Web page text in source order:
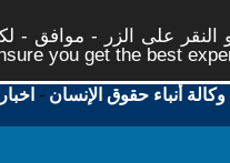
على الزر - موافق -
you get the best
وكالة أنباء حقوق الإنسان -